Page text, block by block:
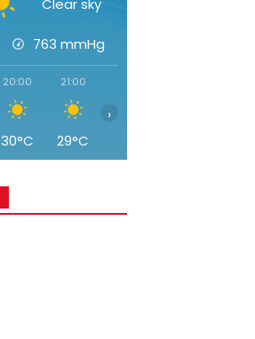
Clear sky
763mmHg
20:00
30°C
21:00
29°C
›